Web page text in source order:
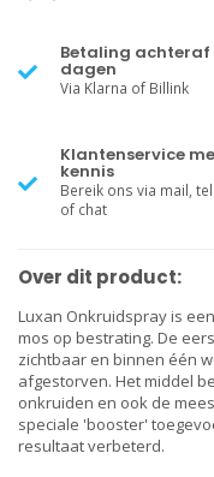
Betaling achteraf
dagen
Via Klarna of Billink
Klantenservice
kennis
Bereik ons via mail,
of chat
Over dit product:
Luxan Onkruidspray is
mos op bestrating. De
zichtbaar en binnen één
afgestorven. Het middel
onkruiden en ook de
speciale 'booster'
resultaat verbeterd.